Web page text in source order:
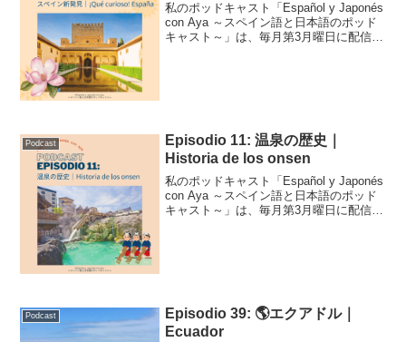
私のポッドキャスト「Español y Japonés
con Aya ～スペイン語と日本語のポッド
キャスト～」は、毎月第3月曜日に配信中
Podcast
Episodio 11: 温泉の歴史｜
Historia de los onsen
私のポッドキャスト「Español y Japonés
con Aya ～スペイン語と日本語のポッド
キャスト～」は、毎月第3月曜日に配信中
Podcast
Episodio 39: 🌎エクアドル｜
Ecuador